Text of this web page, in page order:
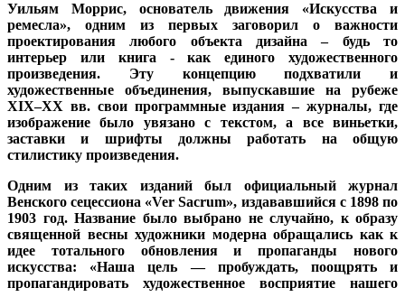
Уильям Моррис, основатель движения «Искусства и
ремесла», одним из первых заговорил о важности
проектирования любого объекта дизайна – будь то
интерьер или книга - как единого художественного
произведения. Эту концепцию подхватили и
художественные объединения, выпускавшие на рубеже
XIX–XX вв. свои программные издания – журналы, где
изображение было увязано с текстом, а все виньетки,
заставки и шрифты должны работать на общую
стилистику произведения.
Одним из таких изданий был официальный журнал
Венского сецессиона «Ver Sacrum», издававшийся с 1898 по
1903 год. Название было выбрано не случайно, к образу
священной весны художники модерна обращались как к
идее тотального обновления и пропаганды нового
искусства: «Наша цель — пробуждать, поощрять и
пропагандировать художественное восприятие нашего